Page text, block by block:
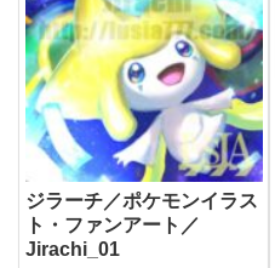
ジラーチ／ポケモンイラス
ト・ファンアート／
Jirachi_01